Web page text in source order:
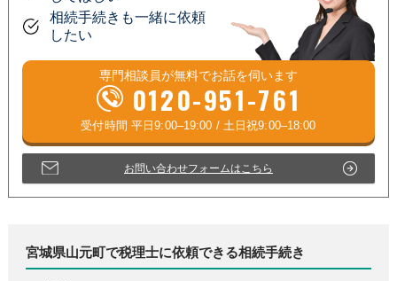
相続手続きも一緒に依頼
したい
専門相談員が無料でお話を伺います
0120-951-761
お問い合わせフォームはこちら
宮城県山元町で税理士に依頼できる相続手続き